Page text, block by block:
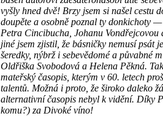
vyšly hned dvě! Brzy jsem si našel cestu
doupěte a osobně poznal ty donkichoty
Petra Cincibucha, Johanu Vondřejcovou
jiné jsem zjistil, že básničky nemusí psát
šeredky, nýbrž i sebevědomé a půvabné
Oldřiška Svobodová a Helena Pěkná.
mateřský časopis, kterým v 60. letech
talentů. Možná i proto, že široko daleko
alternativní časopis nebyl k vidění. Díky
komu?) za Divoké víno!